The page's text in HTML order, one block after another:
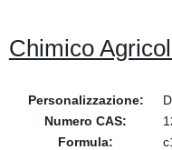
Chimico
Personalizzazione:
Numero CAS:
Formula: